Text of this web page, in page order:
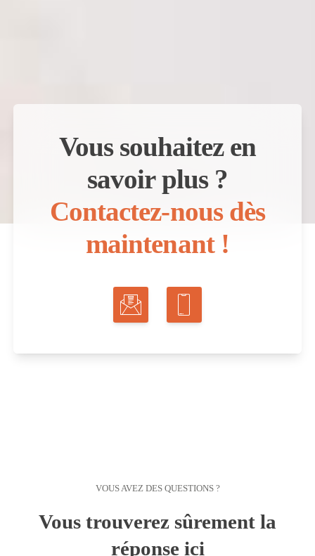
Vous souhaitez en
savoir plus ?
Contactez-nous dès
maintenant !
VOUS AVEZ DES QUESTIONS ?
Vous trouverez sûrement la
réponse ici